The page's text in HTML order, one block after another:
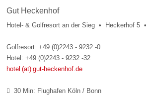
Gut Heckenhof
Hotel- & Golfresort an der Sieg • Heckerhof 5
Golfresort: +49 (0)2243 - 9232 -0
Hotel: +49 (0)2243 - 9232 -32
hotel (at) gut-heckenhof.de
 30 Min: Flughafen Köln / Bonn